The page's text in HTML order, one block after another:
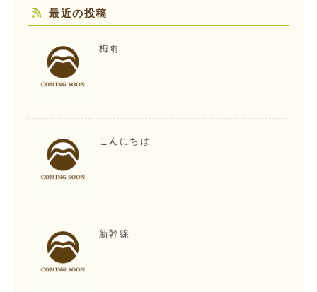
最近の投稿
梅雨
こんにちは
新幹線